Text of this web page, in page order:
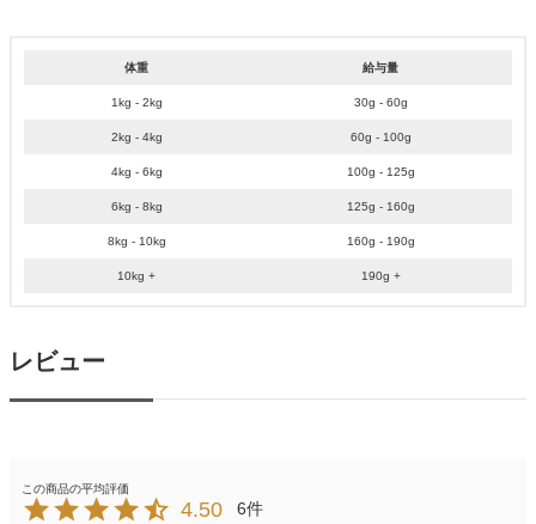
体重 給与量
1kg - 2kg 30g - 60g
2kg - 4kg 60g - 100g
4kg - 6kg 100g - 125g
6kg - 8kg 125g - 160g
8kg - 10kg 160g - 190g
10kg + 190g +
レビュー
4.50 6